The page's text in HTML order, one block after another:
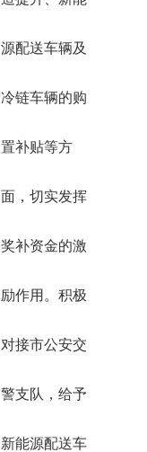
源配送车辆及
冷链车辆的购
置补贴等方
面，切实发挥
奖补资金的激
励作用。积极
对接市公安交
警支队，给予
新能源配送车